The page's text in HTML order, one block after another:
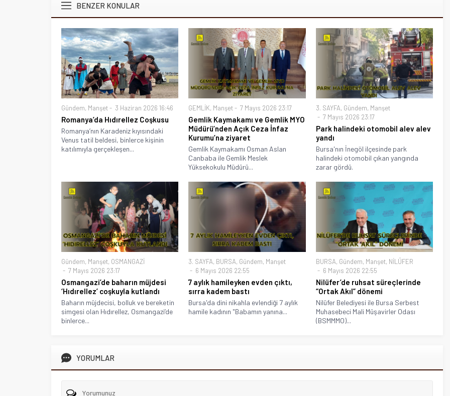
BENZER KONULAR
Gündem, Manşet 3 Haziran 2026 16:46
Romanya’da Hıdırellez Coşkusu
Romanya’nın Karadeniz kıyısındaki
Venus tatil beldesi, binlerce kişinin
katılımıyla gerçekleşen...
GEMLİK, Manşet 7 Mayıs 2026 23:17
Gemlik Kaymakamı ve Gemlik MYO
Müdürü’nden Açık Ceza İnfaz
Kurumu’na ziyaret
Gemlik Kaymakamı Osman Aslan
Canbaba ile Gemlik Meslek
Yüksekokulu Müdürü...
3. SAYFA, Gündem, Manşet
7 Mayıs 2026 23:17
Park halindeki otomobil alev alev
yandı
Bursa'nın İnegöl ilçesinde park
halindeki otomobil çıkan yangında
zarar gördü.
Gündem, Manşet, OSMANGAZİ
7 Mayıs 2026 23:17
Osmangazi’de baharın müjdesi
‘Hıdırellez’ coşkuyla kutlandı
Baharın müjdecisi, bolluk ve bereketin
simgesi olan Hıdırellez, Osmangazi’de
binlerce...
3. SAYFA, BURSA, Gündem, Manşet
6 Mayıs 2026 22:55
7 aylık hamileyken evden çıktı,
sırra kadem bastı
Bursa'da dini nikahla evlendiği 7 aylık
hamile kadının "Babamın yanına...
BURSA, Gündem, Manşet, NİLÜFER
6 Mayıs 2026 22:55
Nilüfer’de ruhsat süreçlerinde
“Ortak Akıl” dönemi
Nilüfer Belediyesi ile Bursa Serbest
Muhasebeci Mali Müşavirler Odası
(BSMMMO)...
YORUMLAR